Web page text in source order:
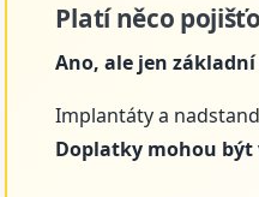
Platí něco
Ano, ale jen
Implantáty a
Doplatky mohou být